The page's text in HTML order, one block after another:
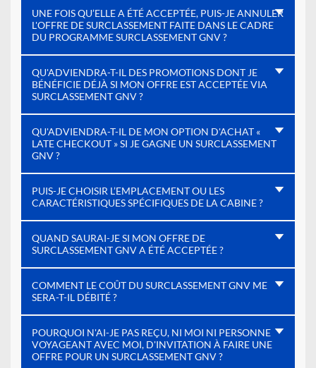
UNE FOIS QU’ELLE A ÉTÉ ACCEPTÉE, PUIS-JE ANNULER
L'OFFRE DE SURCLASSEMENT FAITE DANS LE CADRE
DU PROGRAMME SURCLASSEMENT GNV ?
QU'ADVIENDRA-T-IL DES PROMOTIONS DONT JE
BÉNÉFICIE DÉJÀ SI MON OFFRE EST ACCEPTÉE VIA
SURCLASSEMENT GNV ?
QU'ADVIENDRA-T-IL DE MON OPTION D'ACHAT «
LATE CHECKOUT » SI JE GAGNE UN SURCLASSEMENT
GNV ?
PUIS-JE CHOISIR L’EMPLACEMENT OU LES
CARACTÉRISTIQUES SPÉCIFIQUES DE LA CABINE ?
QUAND SAURAI-JE SI MON OFFRE DE
SURCLASSEMENT GNV A ÉTÉ ACCEPTÉE ?
COMMENT LE COÛT DU SURCLASSEMENT GNV ME
SERA-T-IL DÉBITÉ ?
POURQUOI N'AI-JE PAS REÇU, NI MOI NI PERSONNE
VOYAGEANT AVEC MOI, D'INVITATION À FAIRE UNE
OFFRE POUR UN SURCLASSEMENT GNV ?